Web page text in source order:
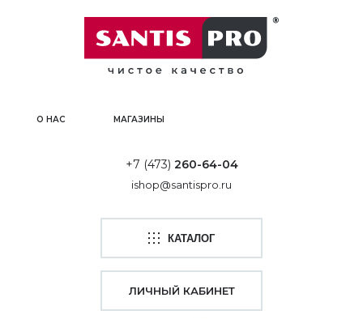
О НАС МАГАЗИНЫ
+7 (473) 260-64-04
ishop@santispro.ru
КАТАЛОГ
ЛИЧНЫЙ КАБИНЕТ